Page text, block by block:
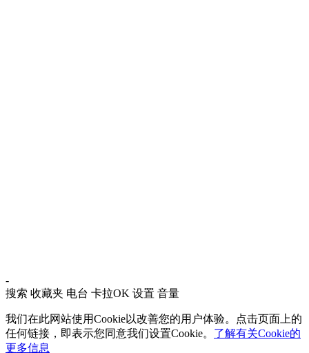
-
搜索 收藏夹 电台 卡拉OK 设置 音量
我们在此网站使用Cookie以改善您的用户体验。点击页面上的
任何链接，即表示您同意我们设置Cookie。 了解有关Cookie的
更多信息